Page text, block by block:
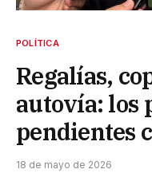
POLÍTICA
Regalías,
autovía: los
pendientes
18 de mayo de 2026